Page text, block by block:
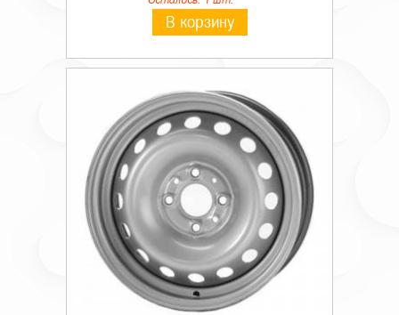
В корзину